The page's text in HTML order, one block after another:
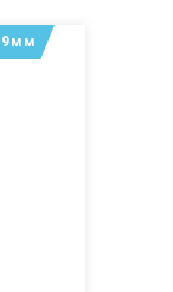
9мм